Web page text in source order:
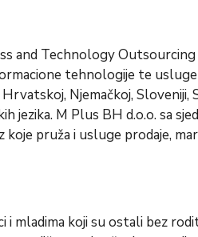
and Technology
tehnologije te
Njemačkoj, Sloveniji,
jezika. M Plus BH d.o.o. sa
pruža i usluge prodaje,
i mladima koji su ostali bez